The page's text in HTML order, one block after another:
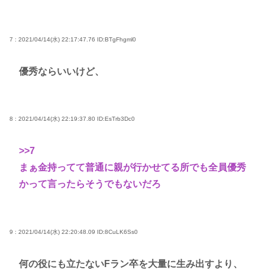
7 : 2021/04/14(水) 22:17:47.76 ID:BTgFhgml0
優秀ならいいけど、
8 : 2021/04/14(水) 22:19:37.80 ID:EsTrb3Dc0
>>7
まぁ金持ってて普通に親が行かせてる所でも全員優秀
かって言ったらそうでもないだろ
9 : 2021/04/14(水) 22:20:48.09 ID:8CuLK6Ss0
何の役にも立たないFラン卒を大量に生み出すより、